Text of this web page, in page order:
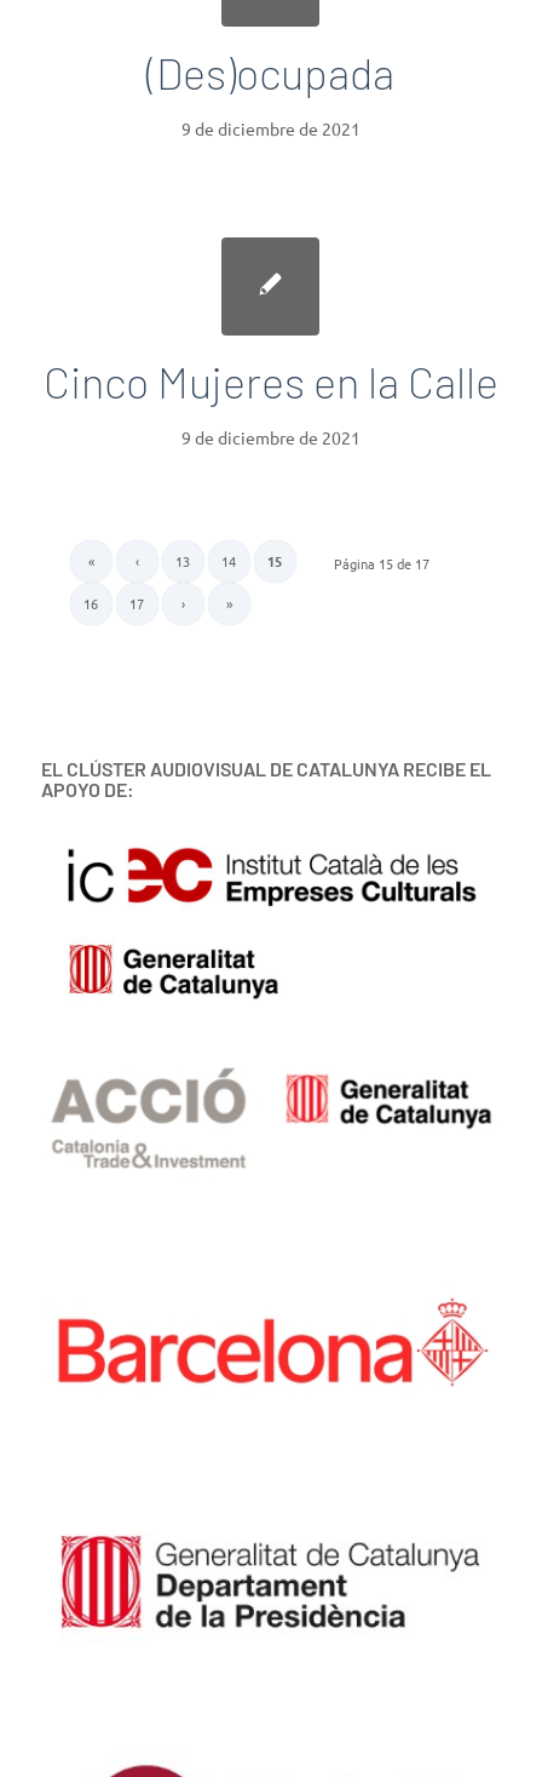
(Des)ocupada
9 de diciembre de 2021
Cinco Mujeres en la Calle
9 de diciembre de 2021
Página 15 de 17
« ‹ 13 14 15
16 17 › »
EL CLÚSTER AUDIOVISUAL DE CATALUNYA RECIBE EL
APOYO DE: